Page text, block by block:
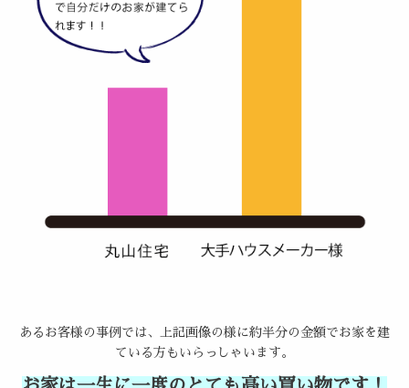
あるお客様の事例では、上記画像の様に約半分の金額でお家を建
ている方もいらっしゃいます。